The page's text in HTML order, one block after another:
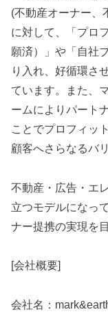
(不動産オーナー、
に対して、「プロ
願済）」や「自社
り入れ、好循環さ
ています。また、
ームによりパート
ことでプロフィッ
顧客へさらなるバ
不動産・広告・エ
立つモデルになっ
ナー提携の実現を
[会社概要]
会社名：